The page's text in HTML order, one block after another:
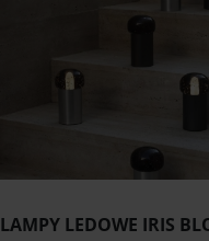
LAMPY LEDOWE IRIS